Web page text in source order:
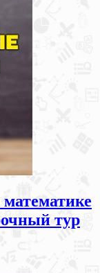
тур